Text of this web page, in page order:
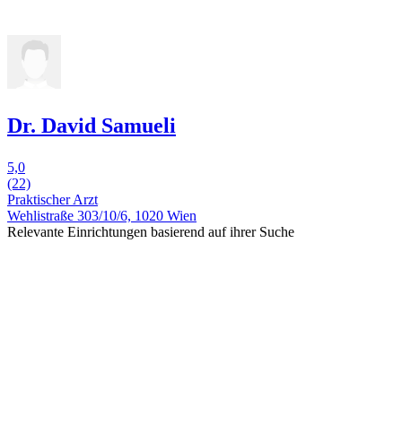
Dr. David Samueli
5,0
(22)
Praktischer Arzt
Wehlistraße 303/10/6, 1020 Wien
Relevante Einrichtungen basierend auf ihrer Suche